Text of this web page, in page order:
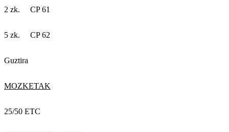
2 zk. CP 61
5 zk. CP 62
Guztira
MOZKETAK
25/50 ETC